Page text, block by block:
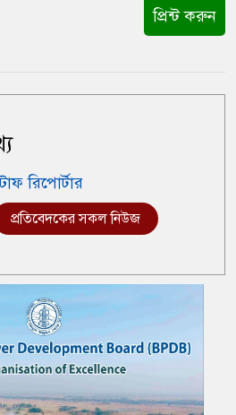
প্রিন্ট করুন
রিপোর্টার
প্রতিবেদকের সকল নিউজ